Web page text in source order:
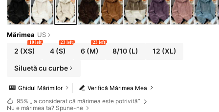
și iarna.
Mărimea US
2 (XS)
10 left
4(S)
23 left
6(M)
23 left
8/10 (L) 12 (XL)
Siluetă cu curbe
Verifică Mărimea Mea
Ghidul Mărimilor
95% „ a considerat că mărimea este potrivită”
Nu e mărimea ta? Spune-ne